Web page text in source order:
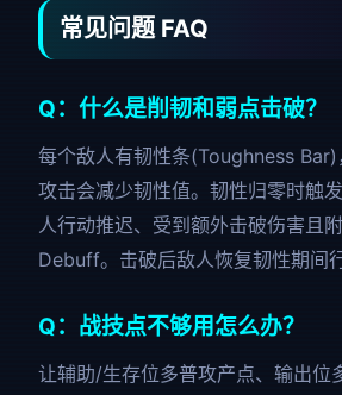
常见问题 FAQ
Q：什么是削韧和弱点击破？
每个敌人有韧性条(Toughness
攻击会减少韧性值。韧性归零时触
人行动推迟、受到额外击破伤害且
Debuff。击破后敌人恢复韧性期间
Q：战技点不够用怎么办？
让辅助/生存位多普攻产点、输出位